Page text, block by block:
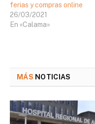
ferias y compras online
26/03/2021
En «Calama»
MÁS NOTICIAS